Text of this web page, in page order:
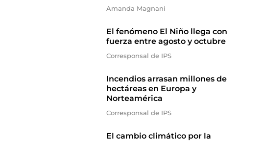
Amanda Magnani
El fenómeno El Niño llega con
fuerza entre agosto y octubre
Corresponsal de IPS
Incendios arrasan millones de
hectáreas en Europa y
Norteamérica
Corresponsal de IPS
El cambio climático por la